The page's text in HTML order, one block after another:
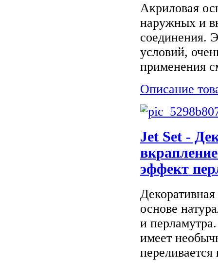
Акриловая
наружных и
соединения.
условий,
применения
Описание
Jet Set -
эффект
основе
и
имеет